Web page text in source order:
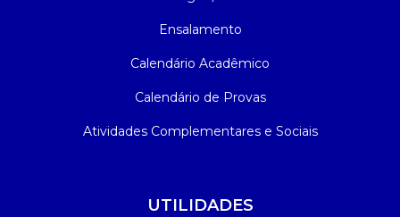
Ensalamento
Calendário Acadêmico
Calendário de Provas
Atividades Complementares e Sociais
UTILIDADES